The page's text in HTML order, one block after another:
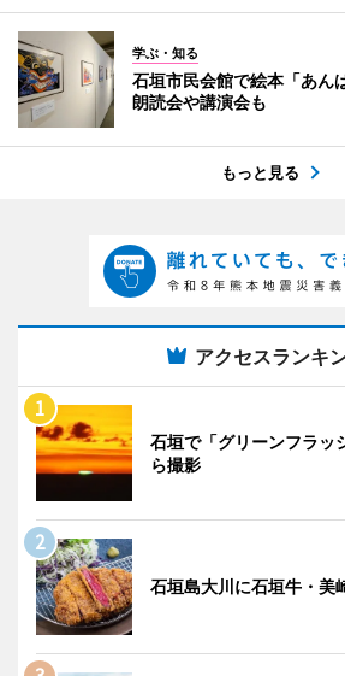
学ぶ・知る
石垣市民会館で絵本「あん
朗読会や講演会も
もっと見る
アクセスランキ
石垣で「グリーンフラ
ら撮影
石垣島大川に石垣牛・美